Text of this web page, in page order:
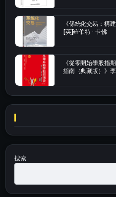
《係統化交易：構
[英]羅伯特 · 卡佛
《從零開始學股指
指南（典藏版）》
搜索